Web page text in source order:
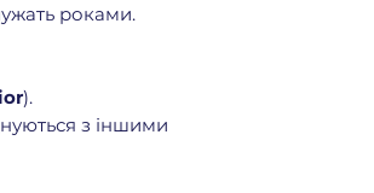
роками.
).
з іншими